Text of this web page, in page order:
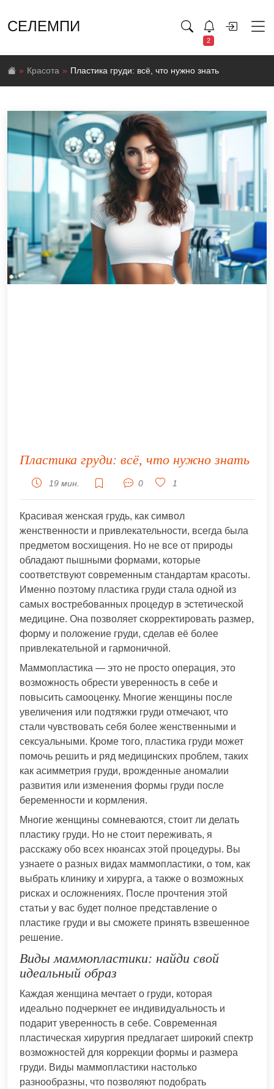
СЕЛЕМПИ
2
Красота Пластика груди: всё, что нужно знать
Пластика груди: всё, что нужно знать
19 мин. 0 1
Красивая женская грудь, как символ
женственности и привлекательности, всегда была
предметом восхищения. Но не все от природы
обладают пышными формами, которые
соответствуют современным стандартам красоты.
Именно поэтому пластика груди стала одной из
самых востребованных процедур в эстетической
медицине. Она позволяет скорректировать размер,
форму и положение груди, сделав её более
привлекательной и гармоничной.
Маммопластика — это не просто операция, это
возможность обрести уверенность в себе и
повысить самооценку. Многие женщины после
увеличения или подтяжки груди отмечают, что
стали чувствовать себя более женственными и
сексуальными. Кроме того, пластика груди может
помочь решить и ряд медицинских проблем, таких
как асимметрия груди, врожденные аномалии
развития или изменения формы груди после
беременности и кормления.
Многие женщины сомневаются, стоит ли делать
пластику груди. Но не стоит переживать, я
расскажу обо всех нюансах этой процедуры. Вы
узнаете о разных видах маммопластики, о том, как
выбрать клинику и хирурга, а также о возможных
рисках и осложнениях. После прочтения этой
статьи у вас будет полное представление о
пластике груди и вы сможете принять взвешенное
решение.
Виды маммопластики: найди свой
идеальный образ
Каждая женщина мечтает о груди, которая
идеально подчеркнет ее индивидуальность и
подарит уверенность в себе. Современная
пластическая хирургия предлагает широкий спектр
возможностей для коррекции формы и размера
груди. Виды маммопластики настолько
разнообразны, что позволяют подобрать